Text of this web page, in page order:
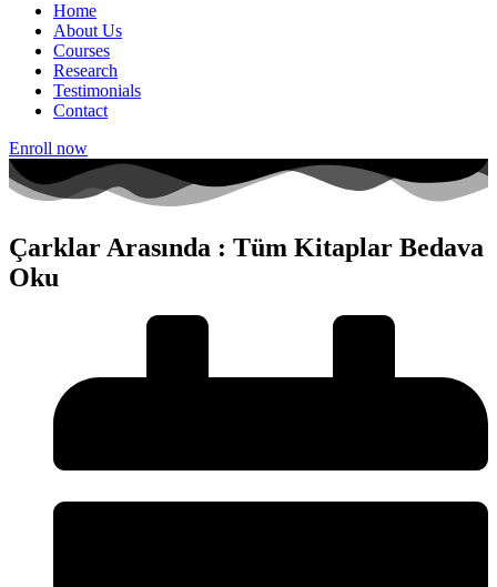
Home
About Us
Courses
Research
Testimonials
Contact
Enroll now
Çarklar Arasında : Tüm Kitaplar Bedava
Oku